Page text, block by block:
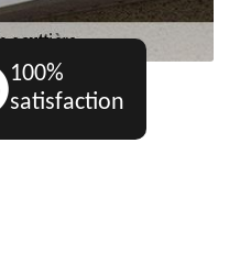
100%
satisfaction